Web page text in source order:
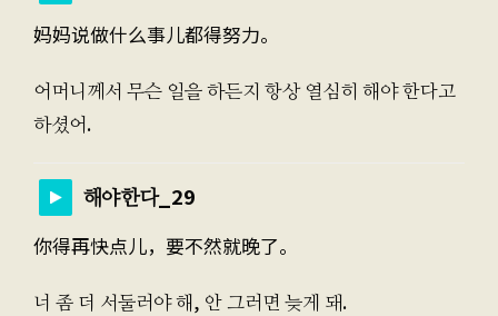
妈妈说做什么事儿都得努力。
어머니께서 무슨 일을 하든지 항상 열심히 해야 한다고
하셨어.
해야한다_29
你得再快点儿，要不然就晚了。
너 좀 더 서둘러야 해, 안 그러면 늦게 돼.